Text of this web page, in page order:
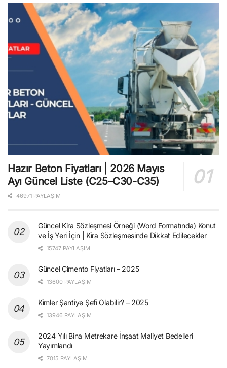
Hazır Beton Fiyatları | 2026 Mayıs
Ayı Güncel Liste (C25–C30-C35)
46971 PAYLAŞIM
Güncel Kira Sözleşmesi Örneği (Word Formatında) Konut
ve İş Yeri İçin | Kira Sözleşmesinde Dikkat Edilecekler
15747 PAYLAŞIM
Güncel Çimento Fiyatları – 2025
13600 PAYLAŞIM
Kimler Şantiye Şefi Olabilir? – 2025
13946 PAYLAŞIM
2024 Yılı Bina Metrekare İnşaat Maliyet Bedelleri
Yayımlandı
7015 PAYLAŞIM